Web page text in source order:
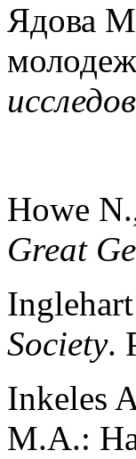
Ядова
Howe
Great
Society.
Inkeles
М.А.: